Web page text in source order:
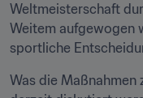
Weltmeisterschaft
Weitem aufgewogen
sportliche
Was die Maßnahmen